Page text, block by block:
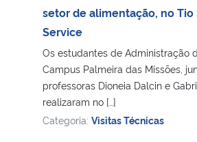
setor de alimentação, no Tio
Service
Os estudantes de Administração
Campus Palmeira das Missões,
professoras Dioneia Dalcin e
realizaram no […]
Categoria: Visitas Técnicas